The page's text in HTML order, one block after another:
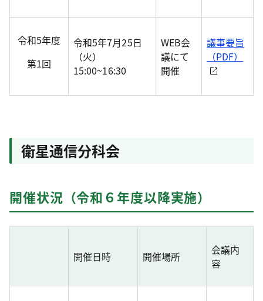
令和5年度
第1回
令和5年7月25日
（火）
15:00~16:30
WEB会
議にて
開催
議事要旨
（PDF）
衛星通信分科会
開催状況（令和６年度以降実施）
開催日時 開催場所
会議内
容